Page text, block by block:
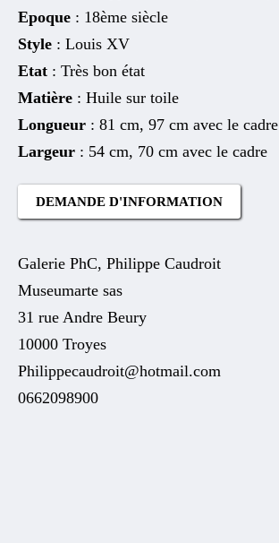
Epoque : 18ème siècle
Style : Louis XV
Etat : Très bon état
Matière : Huile sur toile
Longueur : 81 cm, 97 cm avec le cadre
Largeur : 54 cm, 70 cm avec le cadre
DEMANDE D'INFORMATION
Galerie PhC, Philippe Caudroit
Museumarte sas
31 rue Andre Beury
10000 Troyes
Philippecaudroit@hotmail.com
0662098900